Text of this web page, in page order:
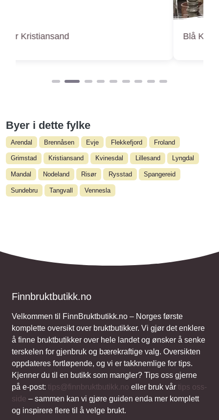
Blå Kors Gjenbruk – Mjåvann Kristiansand
Byer i dette fylke
Arendal Brennåsen Evje Flekkefjord Froland
Grimstad Kristiansand Kvinesdal Lillesand Lyngdal
Mandal Nodeland Risør Rysstad Spangereid
Sundebru Tangvall Vennesla
Finnbruktbutikk.no
Velkommen til FinnBruktbutikk.no – Norges første
komplette oversikt over bruktbutikker. Vi gjør det enklere
å finne bruktbutikker over hele landet og ønsker å senke
terskelen for gjenbruk og bærekraftige valg. Oversikten
oppdateres fortløpende, og vi er takknemlige for tips.
Kjenner du til en butikk som mangler? Tips oss gjerne
på e-post: tips@finnbruktbutikk.no eller bruk vår tips oss-
side – sammen kan vi gjøre guiden enda mer komplett
og inspirere flere til å velge brukt.